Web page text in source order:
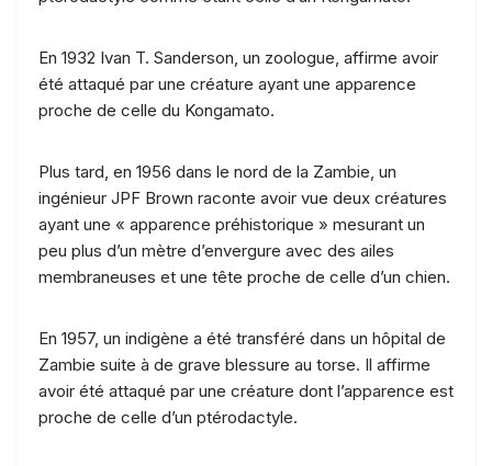
En 1932 Ivan T. Sanderson, un zoologue, affirme avoir
été attaqué par une créature ayant une apparence
proche de celle du Kongamato.
Plus tard, en 1956 dans le nord de la Zambie, un
ingénieur JPF Brown raconte avoir vue deux créatures
ayant une « apparence préhistorique » mesurant un
peu plus d’un mètre d’envergure avec des ailes
membraneuses et une tête proche de celle d’un chien.
En 1957, un indigène a été transféré dans un hôpital de
Zambie suite à de grave blessure au torse. Il affirme
avoir été attaqué par une créature dont l’apparence est
proche de celle d’un ptérodactyle.